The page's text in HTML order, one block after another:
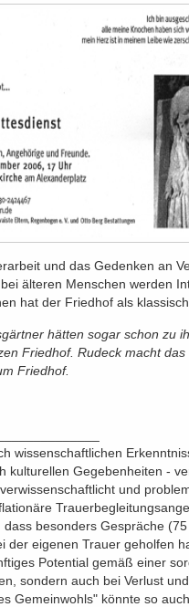
und das Gedenken an
älteren Menschen werden
hat der Friedhof als
hätten sogar schon zu
Friedhof. Rudeck macht das
Friedhof.
wissenschaftlichen
kulturellen Gegebenheiten -
und
dass besonders Gespräche
der eigenen Trauer geholfen
Potential gemäß einer
sondern auch bei Verlust
Gemeinwohls" könnte so